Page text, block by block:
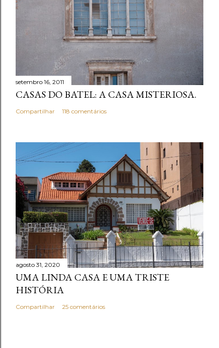
setembro 16, 2011
CASAS DO BATEL: A CASA MISTERIOSA.
Compartilhar 118 comentários
agosto 31, 2020
UMA LINDA CASA E UMA TRISTE
HISTÓRIA
Compartilhar 25 comentários